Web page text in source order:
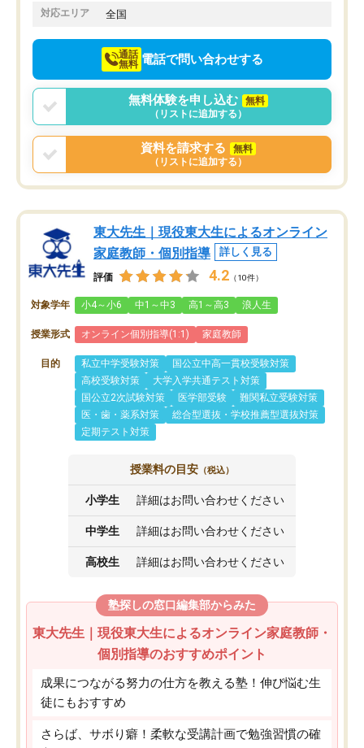
でお願いしました。来年の高校受験に
対応エリア 全国
通話
無料 電話で問い合わせする
無料体験を申し込む
無料
（リストに追加する）
資料を請求する
無料
（リストに追加する）
東大先生｜現役東大生によるオンライン
家庭教師・個別指導
詳しく見る
評価 4.2 （10件）
対象学年 小4～小6 中1～中3 高1～高3 浪人生
授業形式 オンライン個別指導(1:1) 家庭教師
目的 私立中学受験対策
国公立中高一貫校受験対策
高校受験対策
大学入学共通テスト対策
国公立2次試験対策
医学部受験
難関私立受験対策
医・歯・薬系対策
総合型選抜・学校推薦型選抜対策
定期テスト対策
授業料の目安 （税込）
小学生 詳細はお問い合わせください
中学生 詳細はお問い合わせください
高校生 詳細はお問い合わせください
塾探しの窓口編集部からみた
東大先生｜現役東大生によるオンライン家庭教師・
個別指導のおすすめポイント
成果につながる努力の仕方を教える塾！伸び悩む生
徒にもおすすめ
さらば、サボり癖！柔軟な受講計画で勉強習慣の確